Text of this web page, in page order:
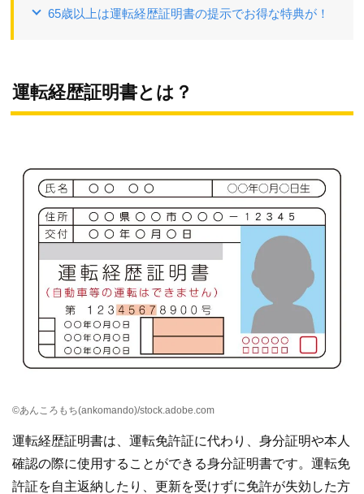
65歳以上は運転経歴証明書の提示でお得な特典が！
運転経歴証明書とは？
©あんころもち(ankomando)/stock.adobe.com
運転経歴証明書は、運転免許証に代わり、身分証明や本人
確認の際に使用することができる身分証明書です。運転免
許証を自主返納したり、更新を受けずに免許が失効した方